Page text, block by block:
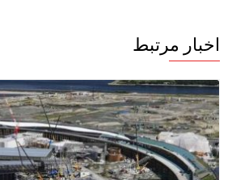
اخبار مرتبط